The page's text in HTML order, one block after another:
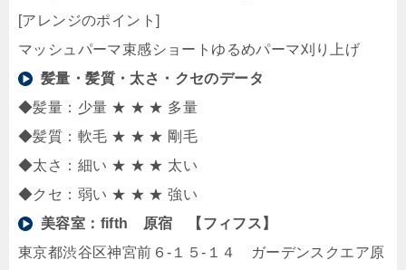
[アレンジのポイント]
マッシュパーマ束感ショートゆるめパーマ刈り上げ
髪量・髪質・太さ・クセのデータ
◆髪量：少量 ★ ★ ★ 多量
◆髪質：軟毛 ★ ★ ★ 剛毛
◆太さ：細い ★ ★ ★ 太い
◆クセ：弱い ★ ★ ★ 強い
美容室： fifth 原宿 【フィフス】
東京都渋谷区神宮前６-１５-１４ ガーデンスクエア原